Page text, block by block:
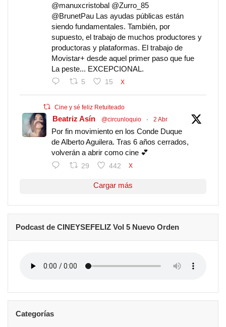
@manuxcristobal @Zurro_85
@BrunetPau Las ayudas públicas están
siendo fundamentales. También, por
supuesto, el trabajo de muchos productores y
productoras y plataformas. El trabajo de
Movistar+ desde aquel primer paso que fue
La peste... EXCEPCIONAL.
5 15 X
Cine y sé feliz Retuiteado
Beatriz Asín @circunloquio · 2 Abr
Por fin movimiento en los Conde Duque
de Alberto Aguilera. Tras 6 años cerrados,
volverán a abrir como cine 💕
29 442 X
Cargar más
Podcast de CINEYSEFELIZ Vol 5 Nuevo Orden
Categorías